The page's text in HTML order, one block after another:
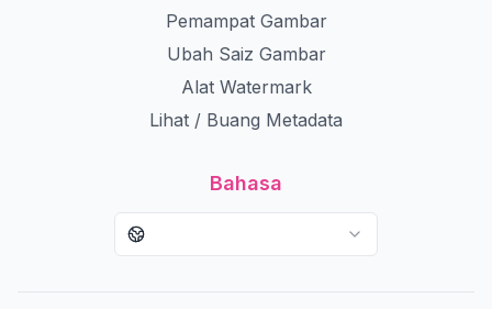
Pemampat Gambar
Ubah Saiz Gambar
Alat Watermark
Lihat / Buang Metadata
Bahasa